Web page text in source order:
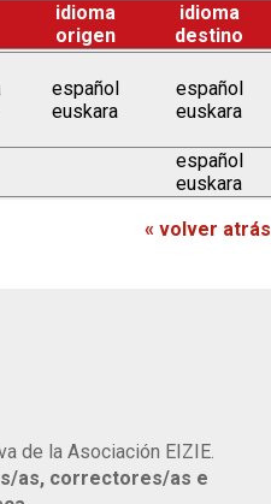
idioma
origen
idioma
destino
español
euskara
español
euskara
español
euskara
« volver atrás
de la Asociación EIZIE.
as, correctores/as e